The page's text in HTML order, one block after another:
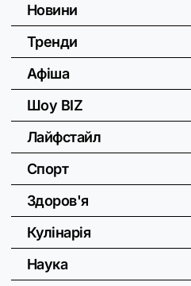
Новини
Тренди
Афіша
Шоу BIZ
Лайфстайл
Спорт
Здоров'я
Кулінарія
Наука